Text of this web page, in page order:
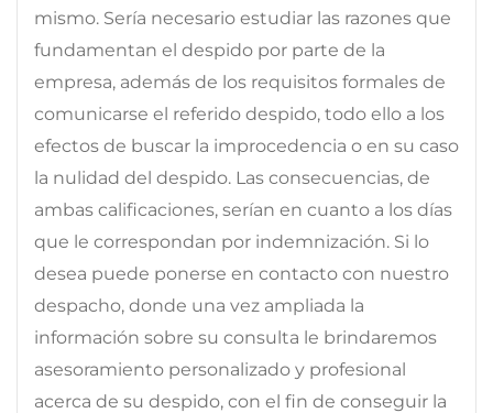
mismo. Sería necesario estudiar las razones que
fundamentan el despido por parte de la
empresa, además de los requisitos formales de
comunicarse el referido despido, todo ello a los
efectos de buscar la improcedencia o en su caso
la nulidad del despido. Las consecuencias, de
ambas calificaciones, serían en cuanto a los días
que le correspondan por indemnización. Si lo
desea puede ponerse en contacto con nuestro
despacho, donde una vez ampliada la
información sobre su consulta le brindaremos
asesoramiento personalizado y profesional
acerca de su despido, con el fin de conseguir la